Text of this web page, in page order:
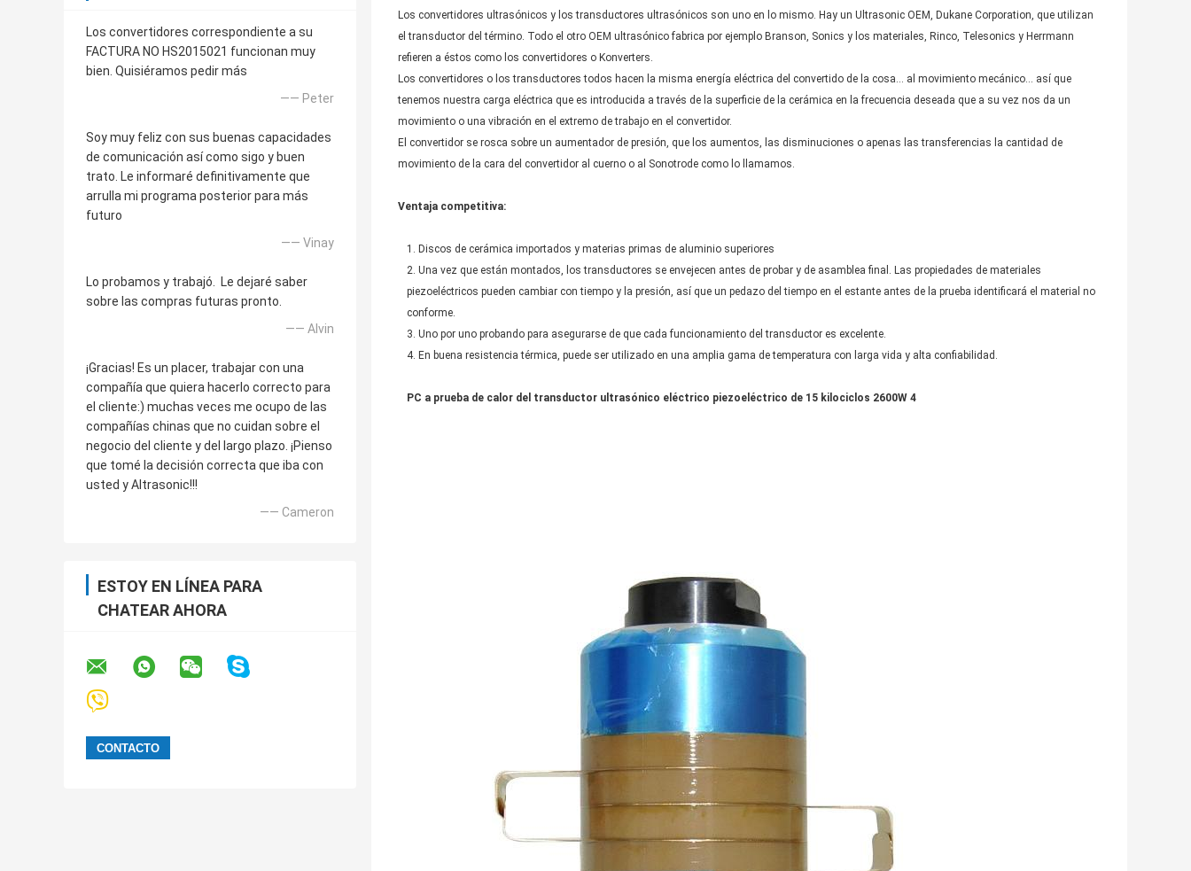
Los convertidores correspondiente a su
FACTURA NO HS2015021 funcionan muy
bien. Quisiéramos pedir más
—— Peter
Soy muy feliz con sus buenas capacidades
de comunicación así como sigo y buen
trato. Le informaré definitivamente que
arrulla mi programa posterior para más
futuro
—— Vinay
Lo probamos y trabajó. Le dejaré saber
sobre las compras futuras pronto.
—— Alvin
¡Gracias! Es un placer, trabajar con una
compañía que quiera hacerlo correcto para
el cliente:) muchas veces me ocupo de las
compañías chinas que no cuidan sobre el
negocio del cliente y del largo plazo. ¡Pienso
que tomé la decisión correcta que iba con
usted y Altrasonic!!!
—— Cameron
ESTOY EN LÍNEA PARA
CHATEAR AHORA
Los convertidores ultrasónicos y los transductores ultrasónicos son uno en lo mismo. Hay un Ultrasonic OEM, Dukane Corporation, que utilizan
el transductor del término. Todo el otro OEM ultrasónico fabrica por ejemplo Branson, Sonics y los materiales, Rinco, Telesonics y Herrmann
refieren a éstos como los convertidores o Konverters.
Los convertidores o los transductores todos hacen la misma energía eléctrica del convertido de la cosa… al movimiento mecánico… así que
tenemos nuestra carga eléctrica que es introducida a través de la superficie de la cerámica en la frecuencia deseada que a su vez nos da un
movimiento o una vibración en el extremo de trabajo en el convertidor.
El convertidor se rosca sobre un aumentador de presión, que los aumentos, las disminuciones o apenas las transferencias la cantidad de
movimiento de la cara del convertidor al cuerno o al Sonotrode como lo llamamos.
Ventaja competitiva:
1. Discos de cerámica importados y materias primas de aluminio superiores
2. Una vez que están montados, los transductores se envejecen antes de probar y de asamblea final. Las propiedades de materiales
piezoeléctricos pueden cambiar con tiempo y la presión, así que un pedazo del tiempo en el estante antes de la prueba identificará el material no
conforme.
3. Uno por uno probando para asegurarse de que cada funcionamiento del transductor es excelente.
4. En buena resistencia térmica, puede ser utilizado en una amplia gama de temperatura con larga vida y alta confiabilidad.
PC a prueba de calor del transductor ultrasónico eléctrico piezoeléctrico de 15 kilociclos 2600W 4